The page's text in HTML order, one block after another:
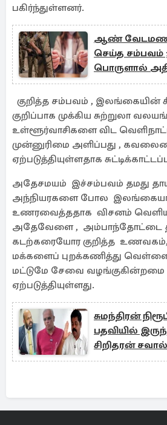
பகிர்ந்துள்ளனர்.
ஆண்
செய்த சம்பவம்
பொருளால்
குறித்த சம்பவம் ,
குறிப்பாக முக்கிய சுற்றுலா
உள்ளூர்வாசிகளை விட
முன்னுரிமை அளிப்பது ,
ஏற்படுத்தியுள்ளதாக
அதேசமயம் இச்சம்பவம் தமது
அந்நியரகளை போல
உணரவைத்ததாக விசனம்
அதேவேளை , அம்பாந்தோட்டை
கடற்கரையோர குறித்த உணவகம்,
மக்களைப் புறக்கணித்து
மட்டுமே சேவை
ஏற்படுத்தியுள்ளது.
சுமந்திரன்
பதவியில்
சிறிதரன் சவால்